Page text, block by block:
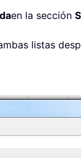
en la sección
listas